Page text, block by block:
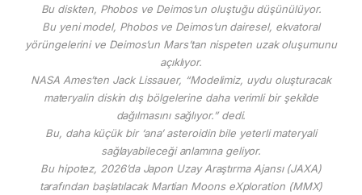
Bu diskten, Phobos ve Deimos’un oluştuğu düşünülüyor.
Bu yeni model, Phobos ve Deimos’un dairesel, ekvatoral
yörüngelerini ve Deimos’un Mars’tan nispeten uzak oluşumunu
açıklıyor.
NASA Ames’ten Jack Lissauer, “Modelimiz, uydu oluşturacak
materyalin diskin dış bölgelerine daha verimli bir şekilde
dağılmasını sağlıyor.” dedi.
Bu, daha küçük bir ‘ana’ asteroidin bile yeterli materyali
sağlayabileceği anlamına geliyor.
Bu hipotez, 2026’da Japon Uzay Araştırma Ajansı (JAXA)
tarafından başlatılacak Martian Moons eXploration (MMX)